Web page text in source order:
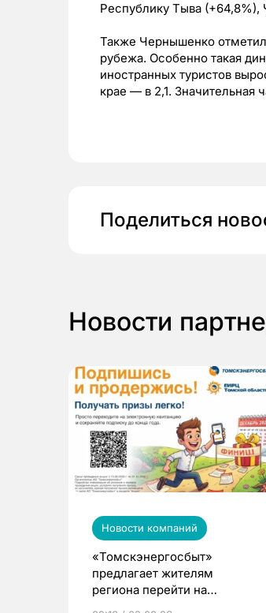
Республику Тыва (+64,8%),
Также Чернышенко
рубежа. Особенно такая
иностранных туристов
крае — в 2,1. Значительная
Поделиться
Новости
Новости компаний
«Томскэнергосбыт»
предлагает жителям
региона перейти на